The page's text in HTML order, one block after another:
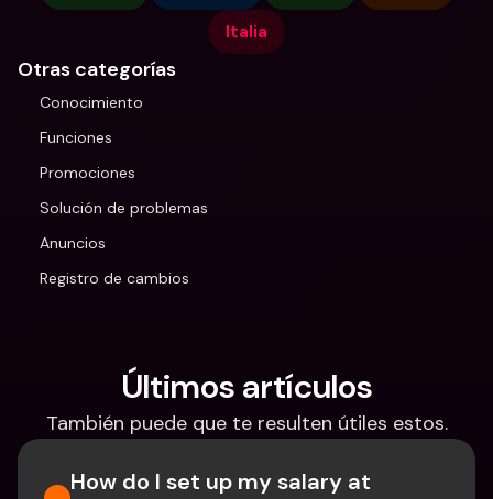
Italia
Otras categorías
Conocimiento
Funciones
Promociones
Solución de problemas
Anuncios
Registro de cambios
Últimos artículos
También puede que te resulten útiles estos.
How do I set up my salary at